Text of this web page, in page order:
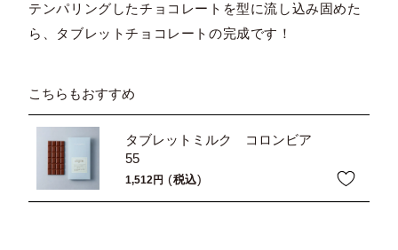
テンパリングしたチョコレートを型に流し込み固めた
ら、タブレットチョコレートの完成です！
こちらもおすすめ
タブレットミルク コロンビア
55
1,512 税込